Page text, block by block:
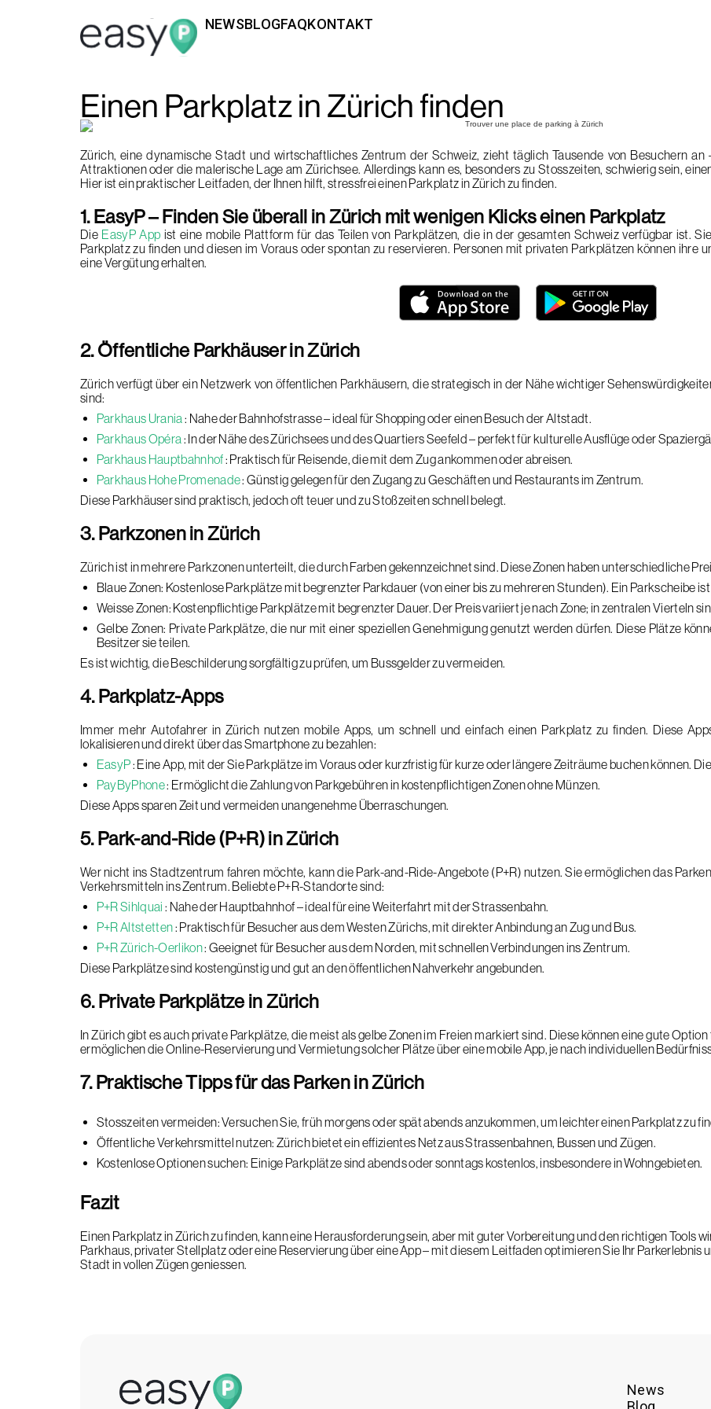
NEWSBLOGFAQKONTAKT
Einen Parkplatz in Zürich finden
Zürich, eine dynamische Stadt und wirtschaftliches Zentrum der Schweiz, zieht täglich Tausende von Besuchern
Attraktionen oder die malerische Lage am Zürichsee. Allerdings kann es, besonders zu Stosszeiten, schwierig sein,
Hier ist ein praktischer Leitfaden, der Ihnen hilft, stressfrei einen Parkplatz in Zürich zu finden.
1. EasyP – Finden Sie überall in Zürich mit wenigen Klicks einen Parkplatz
Die EasyP App ist eine mobile Plattform für das Teilen von Parkplätzen, die in der gesamten Schweiz verfügbar ist.
Parkplatz zu finden und diesen im Voraus oder spontan zu reservieren. Personen mit privaten Parkplätzen können ihre
eine Vergütung erhalten.
2. Öffentliche Parkhäuser in Zürich
Zürich verfügt über ein Netzwerk von öffentlichen Parkhäusern, die strategisch in der Nähe wichtiger
sind:
Parkhaus Urania : Nahe der Bahnhofstrasse – ideal für Shopping oder einen Besuch der Altstadt.
Parkhaus Opéra : In der Nähe des Zürichsees und des Quartiers Seefeld – perfekt für kulturelle Ausflüge oder
Parkhaus Hauptbahnhof: Praktisch für Reisende, die mit dem Zug ankommen oder abreisen.
Parkhaus Hohe Promenade: Günstig gelegen für den Zugang zu Geschäften und Restaurants im Zentrum.
Diese Parkhäuser sind praktisch, jedoch oft teuer und zu Stoßzeiten schnell belegt.
3. Parkzonen in Zürich
Zürich ist in mehrere Parkzonen unterteilt, die durch Farben gekennzeichnet sind. Diese Zonen haben unterschiedliche
Blaue Zonen: Kostenlose Parkplätze mit begrenzter Parkdauer (von einer bis zu mehreren Stunden). Ein Parkscheibe
Weisse Zonen: Kostenpflichtige Parkplätze mit begrenzter Dauer. Der Preis variiert je nach Zone; in zentralen Vierteln
Gelbe Zonen: Private Parkplätze, die nur mit einer speziellen Genehmigung genutzt werden dürfen. Diese Plätze
Besitzer sie teilen.
Es ist wichtig, die Beschilderung sorgfältig zu prüfen, um Bussgelder zu vermeiden.
4. Parkplatz-Apps
Immer mehr Autofahrer in Zürich nutzen mobile Apps, um schnell und einfach einen Parkplatz zu finden. Diese
lokalisieren und direkt über das Smartphone zu bezahlen:
EasyP: Eine App, mit der Sie Parkplätze im Voraus oder kurzfristig für kurze oder längere Zeiträume buchen können.
PayByPhone: Ermöglicht die Zahlung von Parkgebühren in kostenpflichtigen Zonen ohne Münzen.
Diese Apps sparen Zeit und vermeiden unangenehme Überraschungen.
5. Park-and-Ride (P+R) in Zürich
Wer nicht ins Stadtzentrum fahren möchte, kann die Park-and-Ride-Angebote (P+R) nutzen. Sie ermöglichen das
Verkehrsmitteln ins Zentrum. Beliebte P+R-Standorte sind:
P+R Sihlquai : Nahe der Hauptbahnhof – ideal für eine Weiterfahrt mit der Strassenbahn.
P+R Altstetten: Praktisch für Besucher aus dem Westen Zürichs, mit direkter Anbindung an Zug und Bus.
P+R Zürich-Oerlikon: Geeignet für Besucher aus dem Norden, mit schnellen Verbindungen ins Zentrum.
Diese Parkplätze sind kostengünstig und gut an den öffentlichen Nahverkehr angebunden.
6. Private Parkplätze in Zürich
In Zürich gibt es auch private Parkplätze, die meist als gelbe Zonen im Freien markiert sind. Diese können eine gute
ermöglichen die Online-Reservierung und Vermietung solcher Plätze über eine mobile App, je nach individuellen
7. Praktische Tipps für das Parken in Zürich
Stosszeiten vermeiden: Versuchen Sie, früh morgens oder spät abends anzukommen, um leichter einen Parkplatz zu
Öffentliche Verkehrsmittel nutzen: Zürich bietet ein effizientes Netz aus Strassenbahnen, Bussen und Zügen.
Kostenlose Optionen suchen: Einige Parkplätze sind abends oder sonntags kostenlos, insbesondere in Wohngebieten.
Fazit
Einen Parkplatz in Zürich zu finden, kann eine Herausforderung sein, aber mit guter Vorbereitung und den richtigen Tools
Parkhaus, privater Stellplatz oder eine Reservierung über eine App – mit diesem Leitfaden optimieren Sie Ihr Parkerlebnis
Stadt in vollen Zügen geniessen.
News